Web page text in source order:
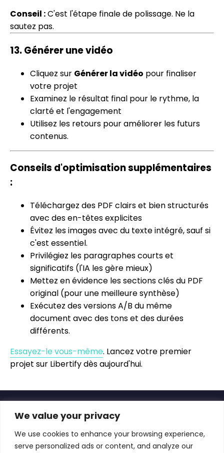
We value your privacy
We use cookies to enhance your browsing experience,
serve personalized ads or content, and analyze our
Conseil :C'est l'étape finale de polissage. Ne la
sautez pas.
13.Générer une vidéo
Cliquez sur Générer la vidéo pour finaliser
votre projet
Examinez le résultat final pour le rythme, la
clarté et l'engagement
Utilisez les retours pour améliorer les futurs
contenus.
Conseils d'optimisation supplémentaires
:
Téléchargez des PDF clairs et bien structurés
avec des en-têtes explicites
Évitez les images avec du texte intégré, sauf si
c'est essentiel.
Privilégiez les paragraphes courts et
significatifs (l'IA les gère mieux)
Mettez en évidence les sections clés du PDF
original (pour une meilleure synthèse)
Exécutez des versions A/B du même
document avec des tons et des durées
différents.
Essayez-le vous-même. Lancez votre premier
projet sur Libertify dès aujourd'hui.
Transforme les propositions, les rapports